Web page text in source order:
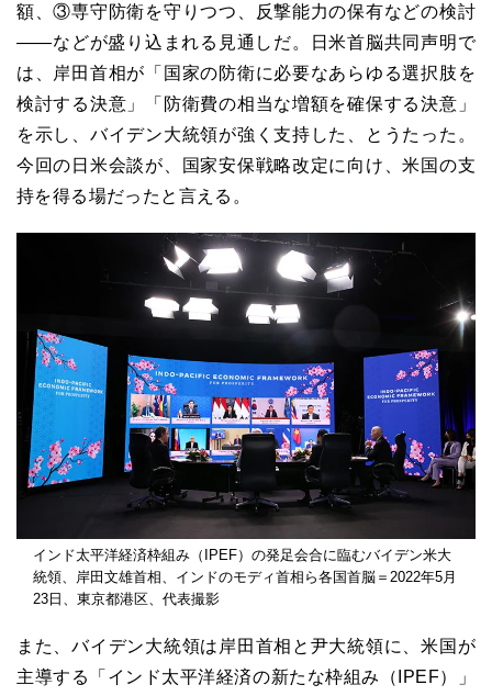
額、③専守防衛を守りつつ、反撃能力の保有などの検討
――などが盛り込まれる見通しだ。日米首脳共同声明で
は、岸田首相が「国家の防衛に必要なあらゆる選択肢を
検討する決意」「防衛費の相当な増額を確保する決意」
を示し、バイデン大統領が強く支持した、とうたった。
今回の日米会談が、国家安保戦略改定に向け、米国の支
持を得る場だったと言える。
インド太平洋経済枠組み（IPEF）の発足会合に臨むバイデン米大
統領、岸田文雄首相、インドのモディ首相ら各国首脳＝2022年5月
23日、東京都港区、代表撮影
また、バイデン大統領は岸田首相と尹大統領に、米国が
主導する「インド太平洋経済の新たな枠組み（IPEF）」